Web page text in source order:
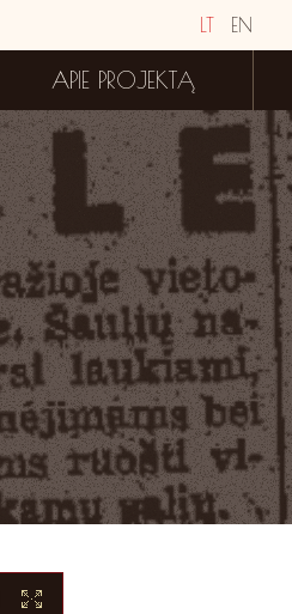
LT EN
APIE PROJEKTĄ